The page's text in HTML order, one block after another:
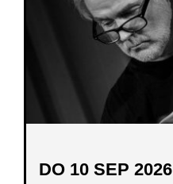
DO 10 SEP 2026